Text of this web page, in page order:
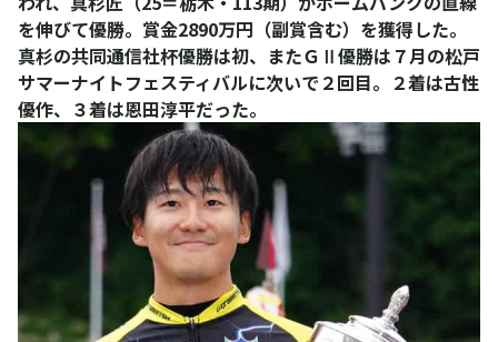
を伸びて優勝。賞金2890万円（副賞含む）を獲得した。
真杉の共同通信社杯優勝は初、またＧⅡ優勝は７月の松戸
サマーナイトフェスティバルに次いで２回目。２着は古性
優作、３着は恩田淳平だった。